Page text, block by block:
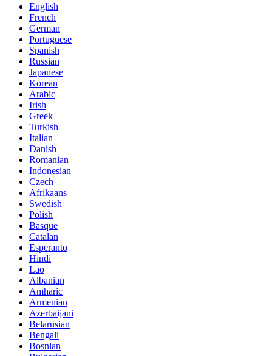
English
French
German
Portuguese
Spanish
Russian
Japanese
Korean
Arabic
Irish
Greek
Turkish
Italian
Danish
Romanian
Indonesian
Czech
Afrikaans
Swedish
Polish
Basque
Catalan
Esperanto
Hindi
Lao
Albanian
Amharic
Armenian
Azerbaijani
Belarusian
Bengali
Bosnian